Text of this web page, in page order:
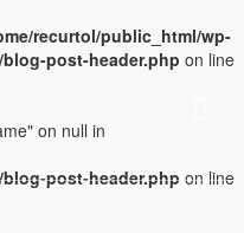
recurtol/public_html/wp-
post-header.php on line
on null in
post-header.php on line